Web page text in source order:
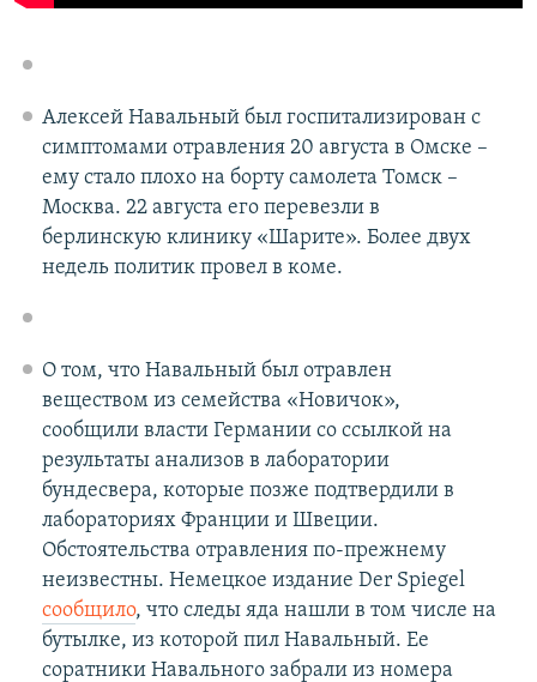
Алексей Навальный был госпитализирован с
симптомами отравления 20 августа в Омске –
ему стало плохо на борту самолета Томск –
Москва. 22 августа его перевезли в
берлинскую клинику «Шарите». Более двух
недель политик провел в коме.
О том, что Навальный был отравлен
веществом из семейства «Новичок»,
сообщили власти Германии со ссылкой на
результаты анализов в лаборатории
бундесвера, которые позже подтвердили в
лабораториях Франции и Швеции.
Обстоятельства отравления по-прежнему
неизвестны. Немецкое издание Der Spiegel
сообщило, что следы яда нашли в том числе на
бутылке, из которой пил Навальный. Ее
соратники Навального забрали из номера